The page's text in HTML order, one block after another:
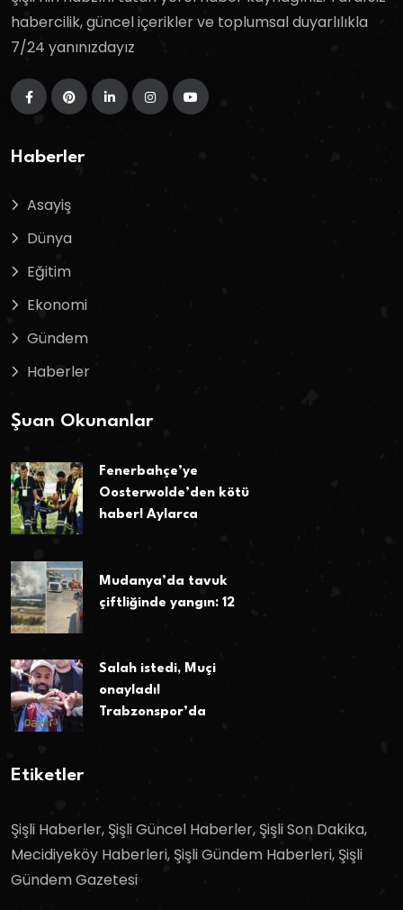
habercilik, güncel içerikler ve toplumsal duyarlılıkla
7/24 yanınızdayız
Haberler
Asayiş
Dünya
Eğitim
Ekonomi
Gündem
Haberler
Şuan Okunanlar
Fenerbahçe’ye
Oosterwolde’den kötü
haber! Aylarca
Mudanya’da tavuk
çiftliğinde yangın: 12
Salah istedi, Muçi
onayladı!
Trabzonspor’da
Etiketler
Şişli Haberler, Şişli Güncel Haberler, Şişli Son Dakika,
Mecidiyeköy Haberleri, Şişli Gündem Haberleri, Şişli
Gündem Gazetesi